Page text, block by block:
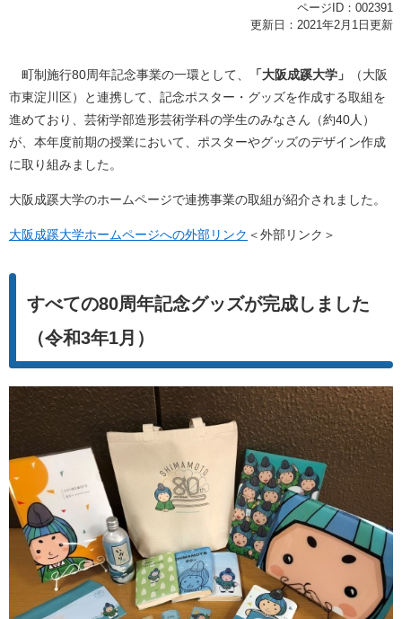
ページID：002391
更新日：2021年2月1日更新
町制施行80周年記念事業の一環として、 「大阪成蹊大学」
（大阪
市東淀川区）と連携して、記念ポスター・グッズを作成する取組を
進めており、芸術学部造形芸術学科の学生のみなさん（約40人）
が、本年度前期の授業において、ポスターやグッズのデザイン作成
に取り組みました。
大阪成蹊大学のホームページで連携事業の取組が紹介されました。
大阪成蹊大学ホームページへの外部リンク ＜外部リンク＞
すべての80周年記念グッズが完成しました
（令和3年1月）